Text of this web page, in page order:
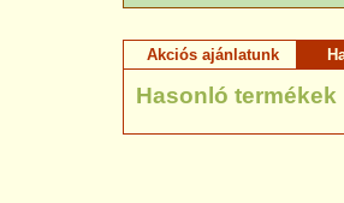
Akciós ajánlatunk
Hasonló termékek